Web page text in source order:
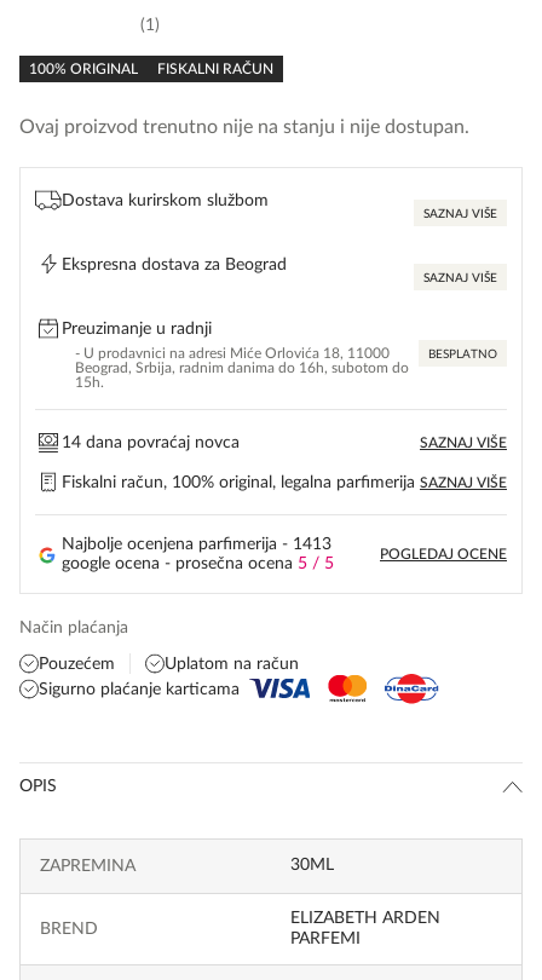
rating
1
100% ORIGINAL FISKALNI RAČUN
Ovaj proizvod trenutno nije na stanju i nije dostupan.
Dostava kurirskom službom
SAZNAJ VIŠE
Ekspresna dostava za Beograd
SAZNAJ VIŠE
Preuzimanje u radnji
- U prodavnici na adresi Miće Orlovića 18, 11000
Beograd, Srbija, radnim danima do 16h, subotom do
15h.
BESPLATNO
14 dana povraćaj novca SAZNAJ VIŠE
Fiskalni račun, 100% original, legalna parfimerija SAZNAJ VIŠE
Najbolje ocenjena parfimerija - 1413
google ocena - prosečna ocena 5 / 5
POGLEDAJ OCENE
Način plaćanja
Pouzećem
Uplatom na račun
Sigurno plaćanje karticama
OPIS
ZAPREMINA 30ML
BREND
ELIZABETH ARDEN
PARFEMI